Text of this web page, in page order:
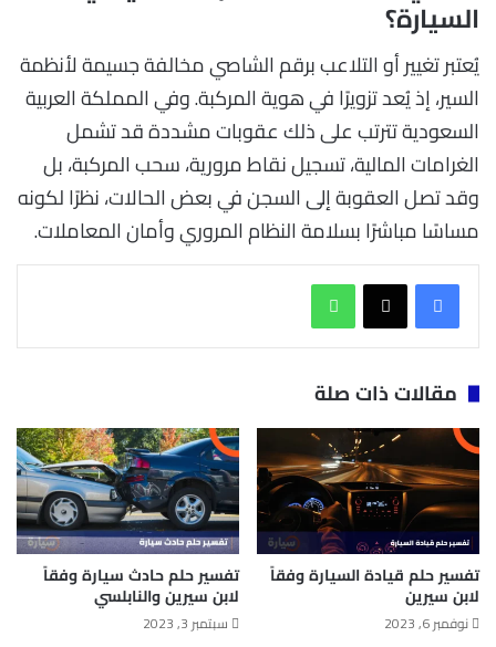
السيارة؟
يُعتبر تغيير أو التلاعب برقم الشاصي مخالفة جسيمة لأنظمة
السير، إذ يُعد تزويرًا في هوية المركبة. وفي المملكة العربية
السعودية تترتب على ذلك عقوبات مشددة قد تشمل
الغرامات المالية، تسجيل نقاط مرورية، سحب المركبة، بل
وقد تصل العقوبة إلى السجن في بعض الحالات، نظرًا لكونه
مساسًا مباشرًا بسلامة النظام المروري وأمان المعاملات.
مقالات ذات صلة
تفسير حلم قيادة السيارة وفقاً
لابن سيرين
نوفمبر 6, 2023
تفسير حلم حادث سيارة وفقاً
لابن سيرين والنابلسي
سبتمبر 3, 2023